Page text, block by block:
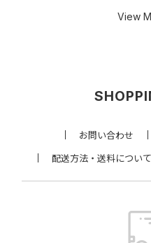
View
お問い合わせ
配送方法・送料について